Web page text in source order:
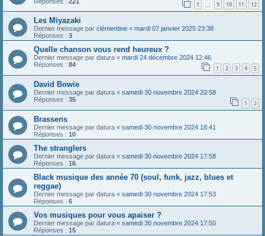
1 9 10 11 12
Les Miyazaki
Dernier message par clémentine « mardi 07 janvier 2025 23:38
Réponses : 3
Quelle chanson vous rend heureux ?
Dernier message par datura « mardi 24 décembre 2024 12:46
Réponses : 84 1 2 3 4 5
David Bowie
Dernier message par datura « samedi 30 novembre 2024 20:58
Réponses : 35 1 2
Brassens
Dernier message par datura « samedi 30 novembre 2024 18:41
Réponses : 10
The stranglers
Dernier message par datura « samedi 30 novembre 2024 17:58
Réponses : 16
Black musique des année 70 (soul, funk, jazz, blues et
reggae)
Dernier message par datura « samedi 30 novembre 2024 17:53
Réponses : 6
Vos musiques pour vous apaiser ?
Dernier message par datura « samedi 30 novembre 2024 17:50
Réponses : 15